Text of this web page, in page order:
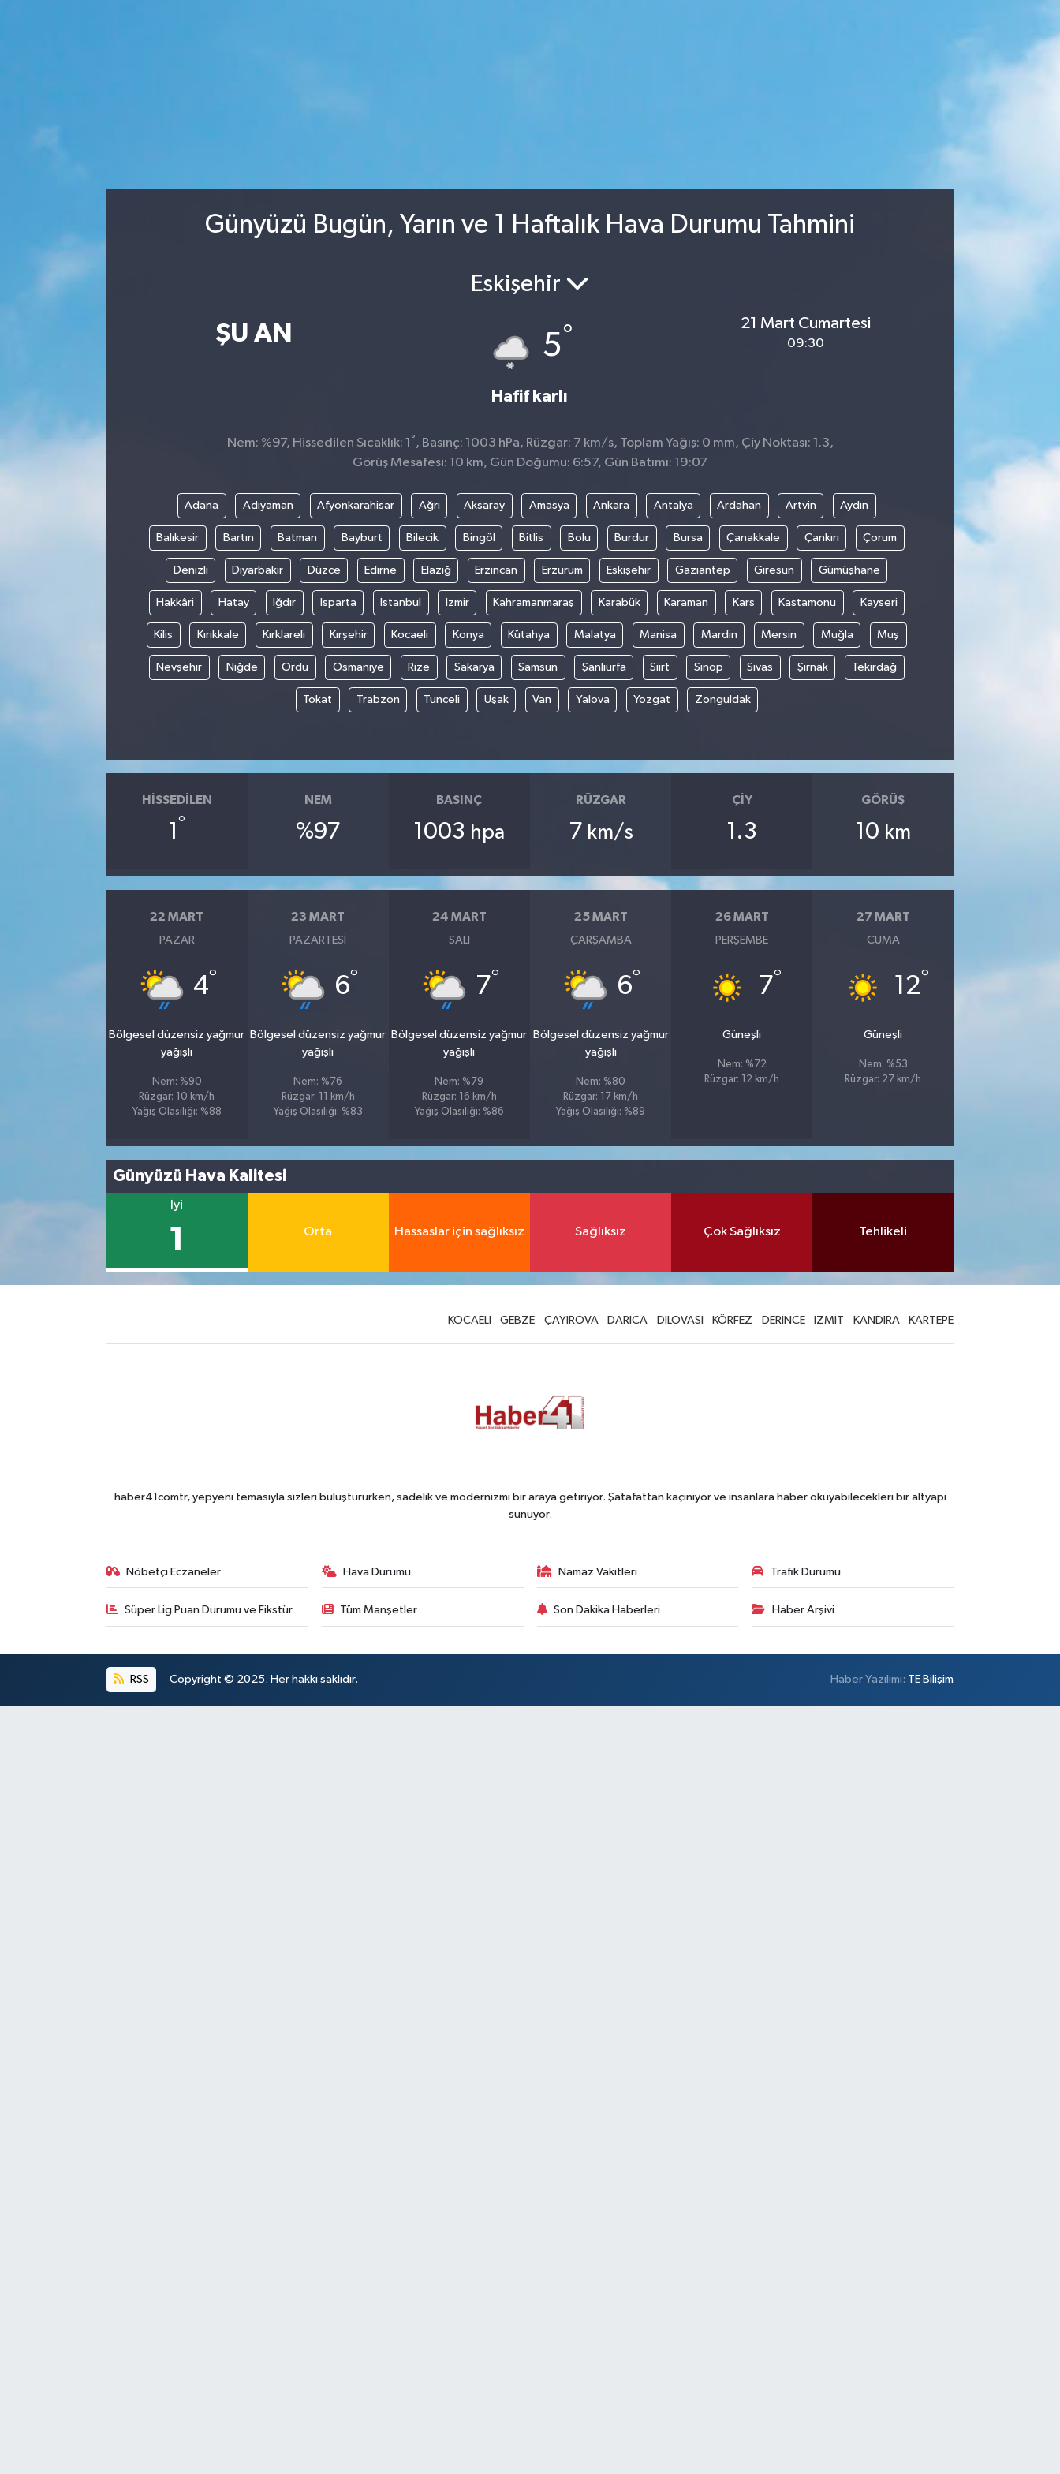
Günyüzü Bugün, Yarın ve 1 Haftalık Hava Durumu Tahmini
ŞU AN
Eskişehir
5°
Hafif karlı
21 Mart Cumartesi
09:30
Nem: %97, Hissedilen Sıcaklık: 1 ° , Basınç: 1003 hPa, Rüzgar: 7 km/s, Toplam Yağış: 0 mm, Çiy Noktası: 1.3,
Görüş Mesafesi: 10 km, Gün Doğumu: 6:57, Gün Batımı: 19:07
Adana Adıyaman Afyonkarahisar Ağrı Aksaray Amasya Ankara Antalya Ardahan Artvin Aydın
Balıkesir Bartın Batman Bayburt Bilecik Bingöl Bitlis Bolu Burdur Bursa Çanakkale Çankırı Çorum
Denizli Diyarbakır Düzce Edirne Elazığ Erzincan Erzurum Eskişehir Gaziantep Giresun Gümüşhane
Hakkâri Hatay Iğdır Isparta İstanbul İzmir Kahramanmaraş Karabük Karaman Kars Kastamonu Kayseri
Kilis Kırıkkale Kırklareli Kırşehir Kocaeli Konya Kütahya Malatya Manisa Mardin Mersin Muğla Muş
Nevşehir Niğde Ordu Osmaniye Rize Sakarya Samsun Şanlıurfa Siirt Sinop Sivas Şırnak Tekirdağ
Tokat Trabzon Tunceli Uşak Van Yalova Yozgat Zonguldak
HISSEDILEN
1 °
NEM
%97
BASINÇ
1003 hpa
RÜZGAR
7 km/s
ÇIY
1.3
GÖRÜŞ
10 km
22 MART
PAZAR
4°
Bölgesel düzensiz yağmur
yağışlı
Nem: %90
Rüzgar: 10 km/h
Yağış Olasılığı: %88
23 MART
PAZARTESI
6°
Bölgesel düzensiz yağmur
yağışlı
Nem: %76
Rüzgar: 11 km/h
Yağış Olasılığı: %83
24 MART
SALI
7°
Bölgesel düzensiz yağmur
yağışlı
Nem: %79
Rüzgar: 16 km/h
Yağış Olasılığı: %86
25 MART
ÇARŞAMBA
6°
Bölgesel düzensiz yağmur
yağışlı
Nem: %80
Rüzgar: 17 km/h
Yağış Olasılığı: %89
26 MART
PERŞEMBE
7°
Güneşli
Nem: %72
Rüzgar: 12 km/h
27 MART
CUMA
12°
Güneşli
Nem: %53
Rüzgar: 27 km/h
Günyüzü Hava Kalitesi
İyi
1 Orta Hassaslar için sağlıksız Sağlıksız Çok Sağlıksız Tehlikeli
KOCAELİ GEBZE ÇAYIROVA DARICA DİLOVASI KÖRFEZ DERİNCE İZMİT KANDIRA KARTEPE
haber41comtr, yepyeni temasıyla sizleri buluştururken, sadelik ve modernizmi bir araya getiriyor. Şatafattan kaçınıyor ve insanlara haber okuyabilecekleri bir altyapı
sunuyor.
Nöbetçi Eczaneler Hava Durumu Namaz Vakitleri Trafik Durumu
Süper Lig Puan Durumu ve Fikstür Tüm Manşetler Son Dakika Haberleri Haber Arşivi
RSS Copyright © 2025. Her hakkı saklıdır. Haber Yazılımı: TE Bilişim